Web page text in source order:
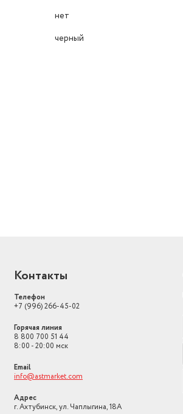
нет
черный
Контакты
Телефон
+7 (996) 266-45-02
Горячая линия
8 800 700 51 44
8:00 - 20:00 мск
Email
info@astmarket.com
Адрес
г. Ахтубинск, ул. Чаплыгина, 18А